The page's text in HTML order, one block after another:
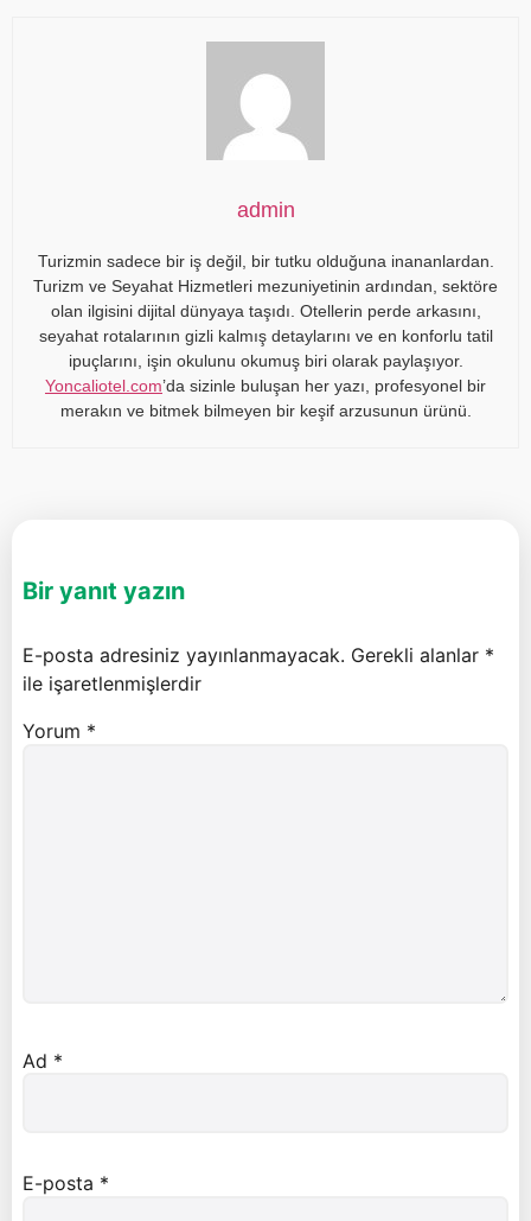
admin
Turizmin sadece bir iş değil, bir tutku olduğuna inananlardan.
Turizm ve Seyahat Hizmetleri mezuniyetinin ardından, sektöre
olan ilgisini dijital dünyaya taşıdı. Otellerin perde arkasını,
seyahat rotalarının gizli kalmış detaylarını ve en konforlu tatil
ipuçlarını, işin okulunu okumuş biri olarak paylaşıyor.
Yoncaliotel.com’da sizinle buluşan her yazı, profesyonel bir
merakın ve bitmek bilmeyen bir keşif arzusunun ürünü.
Bir yanıt yazın
E-posta adresiniz yayınlanmayacak. Gerekli alanlar *
ile işaretlenmişlerdir
Yorum *
Ad *
E-posta *